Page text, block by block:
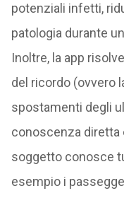
potenziali infetti,
patologia durante
Inoltre, la app
del ricordo (ovvero
spostamenti degli
conoscenza
soggetto conosce
esempio i